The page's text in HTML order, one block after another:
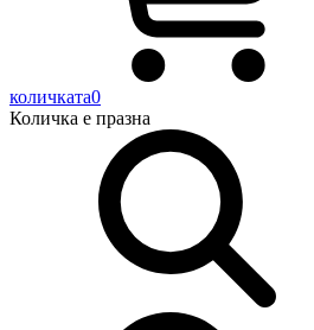
количката0
Количка е празна